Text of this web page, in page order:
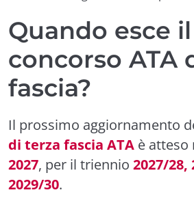
Quando esce il
concorso ATA
fascia?
Il prossimo aggiornamento
di terza fascia ATA è atteso
2027, per il triennio 2027/28,
2029/30.